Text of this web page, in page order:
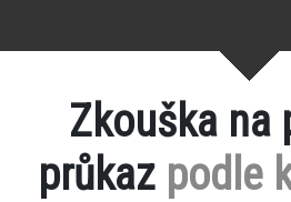
Zkouška na
průkaz podle